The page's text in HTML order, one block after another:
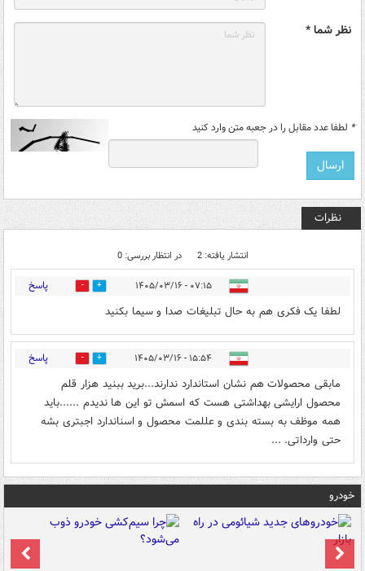
نظر شما *
* لطفا عدد مقابل را در جعبه متن وارد کنید
نظرات
انتشار یافته: 2 در انتظار بررسی: 0
۰۷:۱۵ - ۱۴۰۵/۰۳/۱۶ 2 پاسخ
لطفا یک فکری هم به حال تبلیغات صدا و سیما بکنید
۱۵:۵۴ - ۱۴۰۵/۰۳/۱۶ 1 پاسخ
مابقی محصولات هم نشان استاندارد ندارند...برید ببنید هزار قلم
محصول ارایشی بهداشتی هست که اسمش تو این ها ندیدم ....‌..باید
همه موظف به بسته بندی و عللمت محصول و اسناندارد اجبتری بشه
حتی وارداتی. ...
خودرو